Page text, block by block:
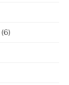
(6)